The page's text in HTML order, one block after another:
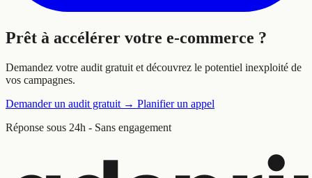
Prêt à accélérer votre e-commerce ?
Demandez votre audit gratuit et découvrez le potentiel inexploité de
vos campagnes.
Demander un audit gratuit → Planifier un appel
Réponse sous 24h - Sans engagement